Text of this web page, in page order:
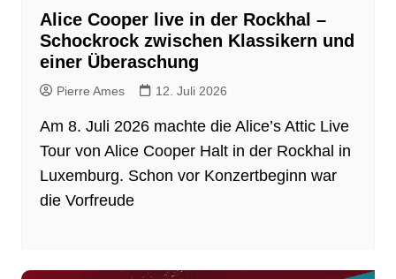
Alice Cooper live in der Rockhal –
Schockrock zwischen Klassikern und
einer Überaschung
Pierre Ames 12. Juli 2026
Am 8. Juli 2026 machte die Alice’s Attic Live
Tour von Alice Cooper Halt in der Rockhal in
Luxemburg. Schon vor Konzertbeginn war
die Vorfreude